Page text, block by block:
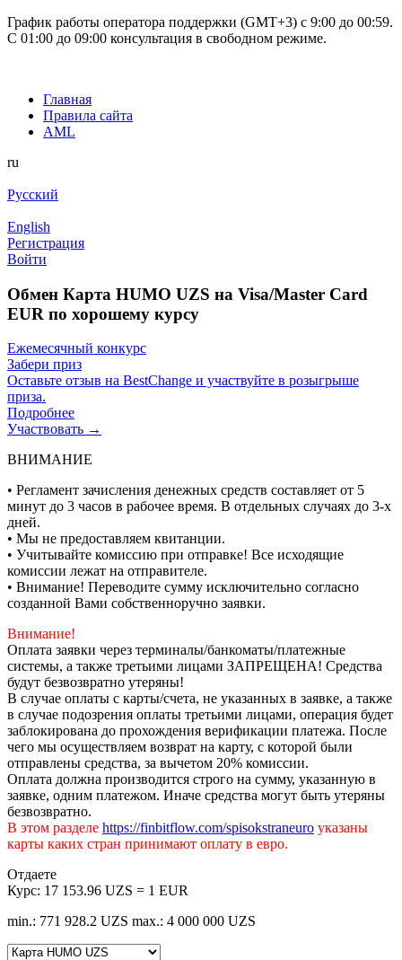
График работы оператора поддержки (GMT+3) c 9:00 до 00:59.
С 01:00 до 09:00 консультация в свободном режиме.
Главная
Правила сайта
AML
ru
Русский
English
Регистрация
Войти
Обмен Карта HUMO UZS на Visa/Master Card
EUR по хорошему курсу
Ежемесячный конкурс
Забери приз
Оставьте отзыв на BestChange и участвуйте в розыгрыше
приза.
Подробнее
Участвовать →
ВНИМАНИЕ
• Регламент зачисления денежных средств составляет от 5
минут до 3 часов в рабочее время. В отдельных случаях до 3-х
дней.
• Мы не предоставляем квитанции.
• Учитывайте комиссию при отправке! Все исходящие
комиссии лежат на отправителе.
• Внимание! Переводите сумму исключительно согласно
созданной Вами собственноручно заявки.
Внимание!
Оплата заявки через терминалы/банкоматы/платежные
системы, а также третьими лицами ЗАПРЕЩЕНА! Средства
будут безвозвратно утеряны!
В случае оплаты с карты/счета, не указанных в заявке, а также
в случае подозрения оплаты третьими лицами, операция будет
заблокирована до прохождения верификации платежа. После
чего мы осуществляем возврат на карту, с которой были
отправлены средства, за вычетом 20% комиссии.
Оплата должна производится строго на сумму, указанную в
заявке, одним платежом. Иначе средства могут быть утеряны
безвозвратно.
В этом разделе https://finbitflow.com/spisokstraneuro указаны
карты каких стран принимают оплату в евро.
Отдаете
Курс: 17 153.96 UZS = 1 EUR
min.: 771 928.2 UZS max.: 4 000 000 UZS